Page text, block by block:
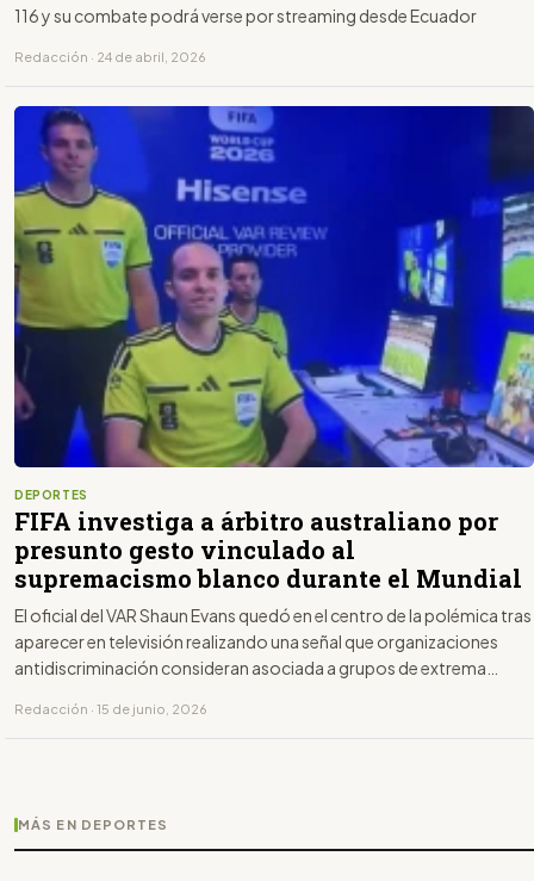
116 y su combate podrá verse por streaming desde Ecuador
Redacción · 24 de abril, 2026
DEPORTES
FIFA investiga a árbitro australiano por
presunto gesto vinculado al
supremacismo blanco durante el Mundial
El oficial del VAR Shaun Evans quedó en el centro de la polémica tras
aparecer en televisión realizando una señal que organizaciones
antidiscriminación consideran asociada a grupos de extrema
Redacción · 15 de junio, 2026
MÁS EN DEPORTES